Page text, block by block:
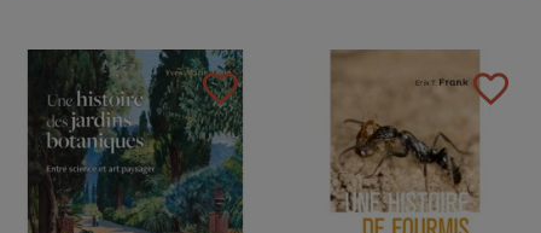
favorite_border favorite_border